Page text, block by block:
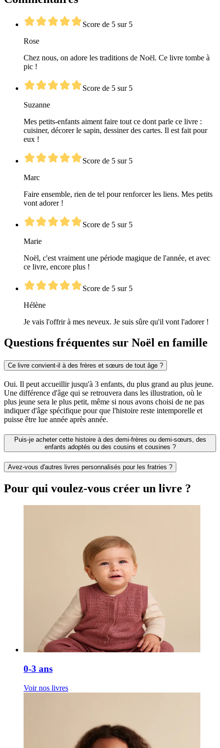
Score de 5 sur 5
Rose
Chez nous, on adore les traditions de Noël. Ce livre tombe à
pic !
Score de 5 sur 5
Suzanne
Mes petits-enfants aiment faire tout ce dont parle ce livre :
cuisiner, décorer le sapin, dessiner des cartes. Il est fait pour
eux !
Score de 5 sur 5
Marc
Faire ensemble, rien de tel pour renforcer les liens. Mes petits
vont adorer !
Score de 5 sur 5
Marie
Noël, c'est vraiment une période magique de l'année, et avec
ce livre, encore plus !
Score de 5 sur 5
Hélène
Je vais l'offrir à mes neveux. Je suis sûre qu'il vont l'adorer !
Questions fréquentes sur Noël en famille
Ce livre convient-il à des frères et sœurs de tout âge ?
Oui. Il peut accueillir jusqu'à 3 enfants, du plus grand au plus jeune.
Une différence d'âge qui se retrouvera dans les illustration, où le
plus jeune sera le plus petit, même si nous avons choisi de ne pas
indiquer d'âge spécifique pour que l'histoire reste intemporelle et
puisse être lue année après année.
Puis-je acheter cette histoire à des demi-frères ou demi-sœurs, des
enfants adoptés ou des cousins et cousines ?
Avez-vous d'autres livres personnalisés pour les fratries ?
Pour qui voulez-vous créer un livre ?
0-3 ans
Voir nos livres